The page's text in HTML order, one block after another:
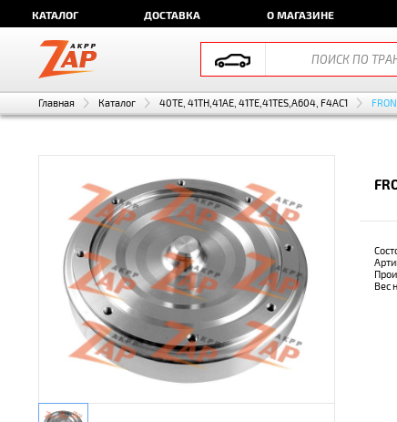
КАТАЛОГ ДОСТАВКА О МАГАЗИНЕ
Главная Каталог 40TE, 41TH,41AE, 41TE,41TES,A604, F4AC1
Вес